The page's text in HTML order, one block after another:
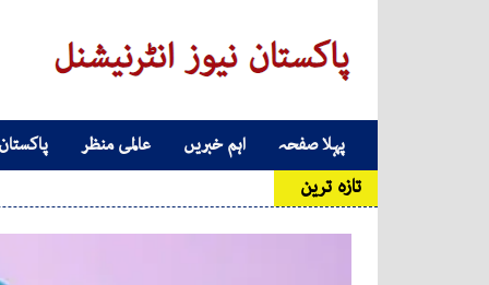
Main Navigationپہلا صفحہ اہم خبریں عالمی منظر پاکستان
تازہ ترین